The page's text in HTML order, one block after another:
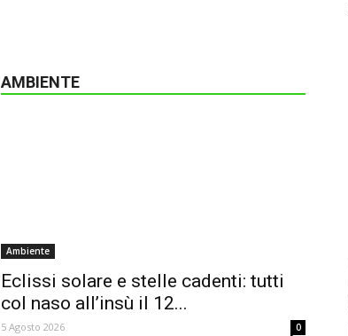
AMBIENTE
Ambiente
Eclissi solare e stelle cadenti: tutti
col naso all’insù il 12...
5 Agosto 2026 0